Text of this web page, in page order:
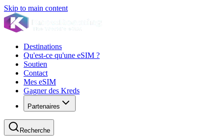
Skip to main content
Destinations
Qu'est-ce qu'une eSIM ?
Soutien
Contact
Mes eSIM
Gagner des Kreds
Partenaires
Recherche